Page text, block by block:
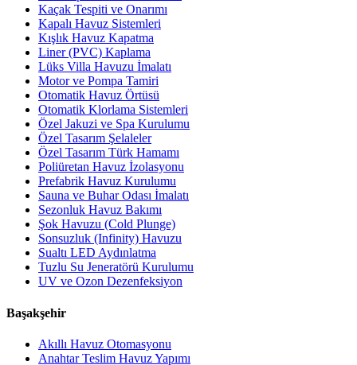
Kaçak Tespiti ve Onarımı
Kapalı Havuz Sistemleri
Kışlık Havuz Kapatma
Liner (PVC) Kaplama
Lüks Villa Havuzu İmalatı
Motor ve Pompa Tamiri
Otomatik Havuz Örtüsü
Otomatik Klorlama Sistemleri
Özel Jakuzi ve Spa Kurulumu
Özel Tasarım Şelaleler
Özel Tasarım Türk Hamamı
Poliüretan Havuz İzolasyonu
Prefabrik Havuz Kurulumu
Sauna ve Buhar Odası İmalatı
Sezonluk Havuz Bakımı
Şok Havuzu (Cold Plunge)
Sonsuzluk (Infinity) Havuzu
Sualtı LED Aydınlatma
Tuzlu Su Jeneratörü Kurulumu
UV ve Ozon Dezenfeksiyon
Başakşehir
Akıllı Havuz Otomasyonu
Anahtar Teslim Havuz Yapımı